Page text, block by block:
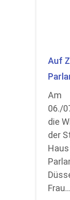
Auf
Am
06./
die
der
Frau…